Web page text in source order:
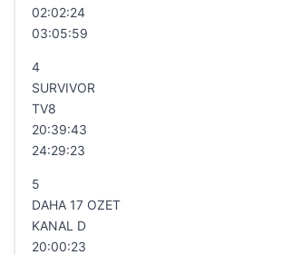
02:02:24
03:05:59
4
SURVIVOR
TV8
20:39:43
24:29:23
5
DAHA 17 OZET
KANAL D
20:00:23